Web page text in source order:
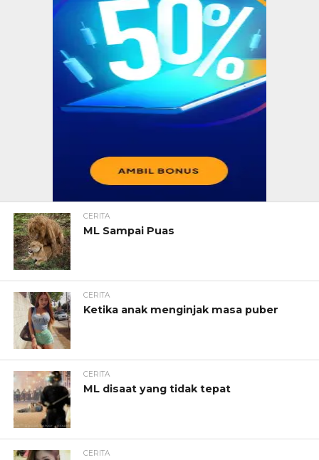
CERITA
ML Sampai Puas
CERITA
Ketika anak menginjak masa puber
CERITA
ML disaat yang tidak tepat
CERITA